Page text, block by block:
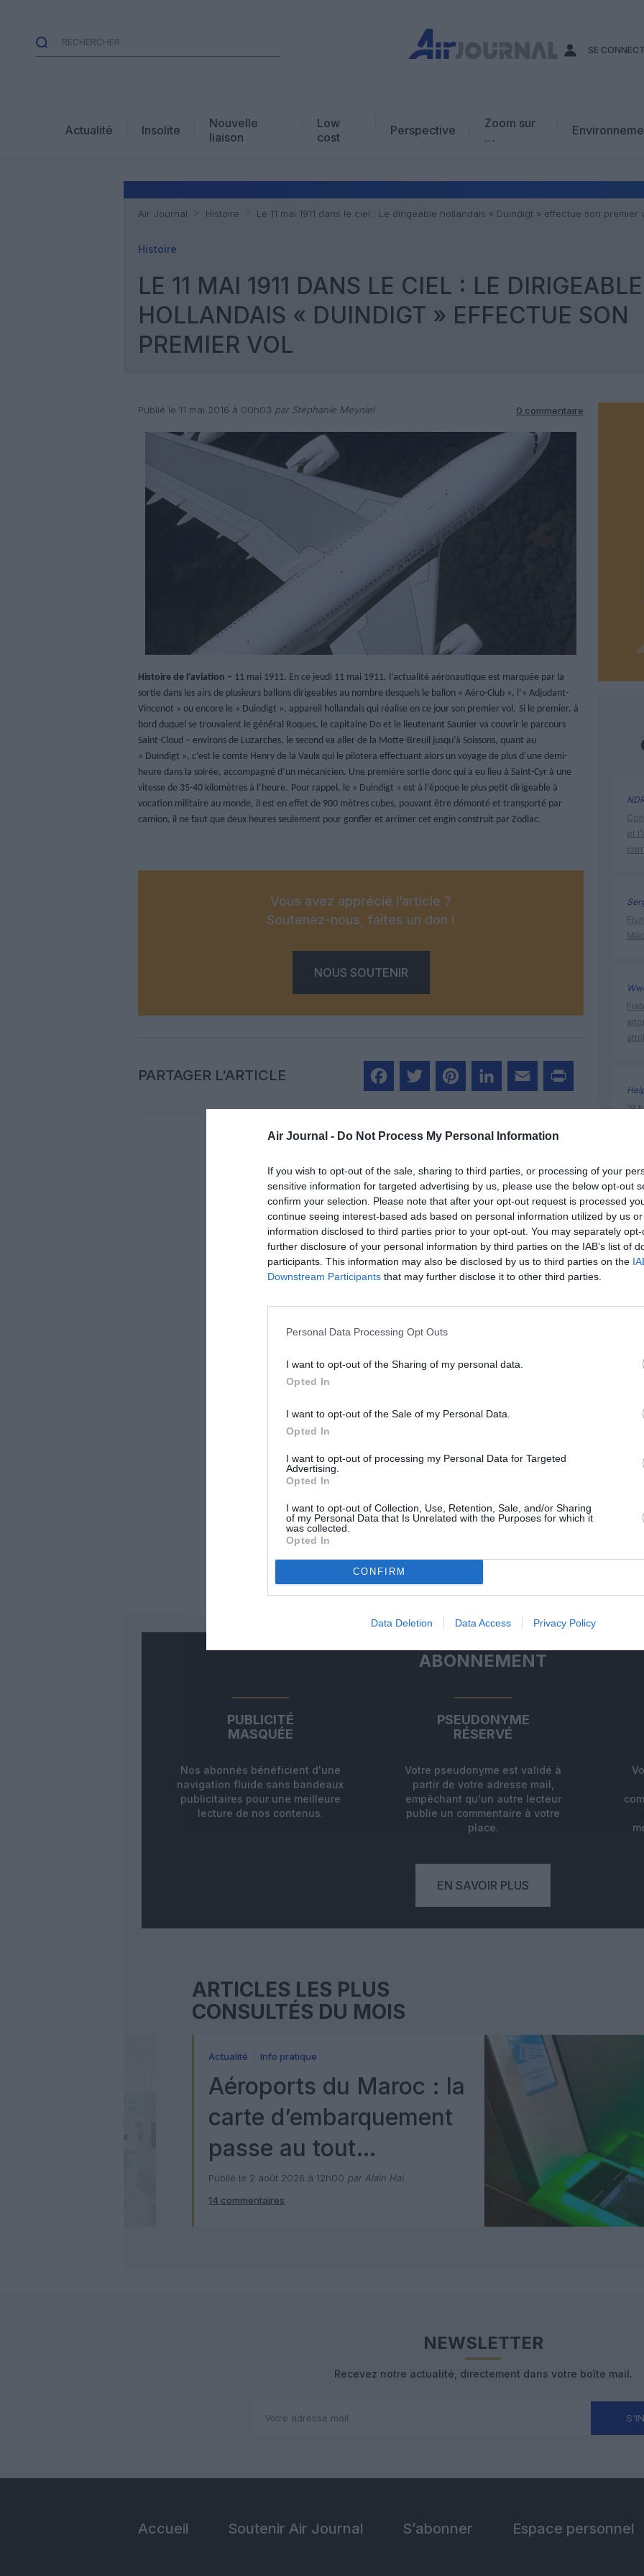
Air Journal - Do Not Process My Personal Information
If you wish to opt-out of the sale, sharing to third parties, or processing of your
sensitive information for targeted advertising by us, please use the below opt-out
confirm your selection. Please note that after your opt-out request is processed
continue seeing interest-based ads based on personal information utilized by us
information disclosed to third parties prior to your opt-out. You may separately
further disclosure of your personal information by third parties on the IAB’s list of
participants. This information may also be disclosed by us to third parties on the
Downstream Participants that may further disclose it to other third parties.
Personal Data Processing Opt Outs
I want to opt-out of the Sharing of my personal data.
Opted In
I want to opt-out of the Sale of my Personal Data.
Opted In
I want to opt-out of processing my Personal Data for Targeted
Advertising.
Opted In
I want to opt-out of Collection, Use, Retention, Sale, and/or Sharing
of my Personal Data that Is Unrelated with the Purposes for which it
was collected.
Opted In
CONFIRM
Data Deletion Data Access Privacy Policy
SE
Actualité Insolite
Nouvelle
liaison
Low
cost
Perspective
Zoom sur
…
Avis d’expert
Air Journal Histoire Le 11 mai 1911 dans le ciel : Le dirigeable hollandais « Duindigt » effectue son premier
Histoire
LE 11 MAI 1911 DANS LE CIEL : LE DIRIGEABLE
HOLLANDAIS « DUINDIGT » EFFECTUE SON
PREMIER VOL
Publié le 11 mai 2016 à 00h03 par Stéphanie Meyniel 0 commentaire
Histoire de l’aviation – 11 mai 1911. En ce jeudi 11 mai 1911, l’actualité aéronautique est marquée par la
sortie dans les airs de plusieurs ballons dirigeables au nombre desquels le ballon « Aéro-Club », l’« Adjudant-
Vincenot » ou encore le « Duindigt », appareil hollandais qui réalise en ce jour son premier vol. Si le premier, à
bord duquel se trouvaient le général Roques, le capitaine Do et le lieutenant Saunier va couvrir le parcours
Saint-Cloud – environs de Luzarches, le second va aller de la Motte-Breuil jusqu’à Soissons, quant au
« Duindigt », c’est le comte Henry de la Vaulx qui le pilotera effectuant alors un voyage de plus d’une demi-
heure dans la soirée, accompagné d’un mécanicien. Une première sortie donc qui a eu lieu à Saint-Cyr à une
vitesse de 35-40 kilomètres à l’heure. Pour rappel, le « Duindigt » est à l’époque le plus petit dirigeable à
vocation militaire au monde, il est en effet de 900 mètres cubes, pouvant être démonté et transporté par
camion, il ne faut que deux heures seulement pour gonfler et arrimer cet engin construit par Zodiac.
Vous avez apprécié l’article ?
Soutenez-nous, faites un don !
NOUS SOUTENIR
PARTAGER L'ARTICLE
FacebookTwitterPinterestLinkedInEmail Print
LAISSER UN COMMENTAIRE
et
19
histoire
ABONNEMENT
PUBLICITÉ
MASQUÉE
Nos abonnés bénéficient d'une
navigation fluide sans bandeaux
publicitaires pour une meilleure
lecture de nos contenus.
PSEUDONYME
RÉSERVÉ
Votre pseudonyme est validé à
partir de votre adresse mail,
empêchant qu'un autre lecteur
publie un commentaire à votre
place.
EN SAVOIR PLUS
ARTICLES LES PLUS
CONSULTÉS DU MOIS
Actualité Info pratique
Aéroports du Maroc : la
carte d’embarquement
passe au tout
numérique avec Pax
Check
Publié le 2 août 2026 à 12h00 par Alain Hai
14 commentaires
NEWSLETTER
Recevez notre actualité, directement dans votre boîte mail.
Accueil Soutenir Air Journal S’abonner Espace personnel